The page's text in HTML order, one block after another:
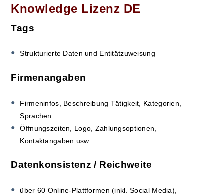
Knowledge Lizenz DE
Tags
Strukturierte Daten und Entitätzuweisung
Firmenangaben
Firmeninfos, Beschreibung Tätigkeit, Kategorien,
Sprachen
Öffnungszeiten, Logo, Zahlungsoptionen,
Kontaktangaben usw.
Datenkonsistenz / Reichweite
über 60 Online-Plattformen (inkl. Social Media),